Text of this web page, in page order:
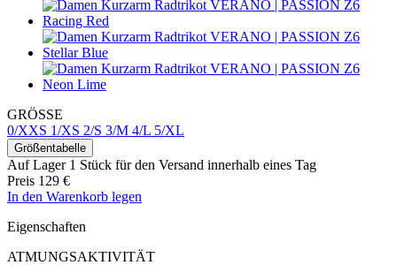
GRÖSSE
0/XXS 1/XS 2/S 3/M 4/L 5/XL
Größentabelle
Auf Lager 1 Stück für den Versand innerhalb eines Tag
Preis 129 €
In den Warenkorb legen
Eigenschaften
ATMUNGSAKTIVITÄT